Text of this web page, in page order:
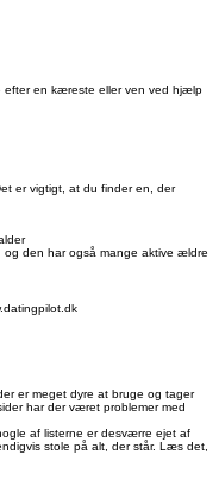
efter en kæreste eller ven ved hjælp
er vigtigt, at du finder en, der
og den har også mange aktive ældre
er meget dyre at bruge og tager
har der været problemer med
af listerne er desværre ejet af
stole på alt, der står. Læs det,